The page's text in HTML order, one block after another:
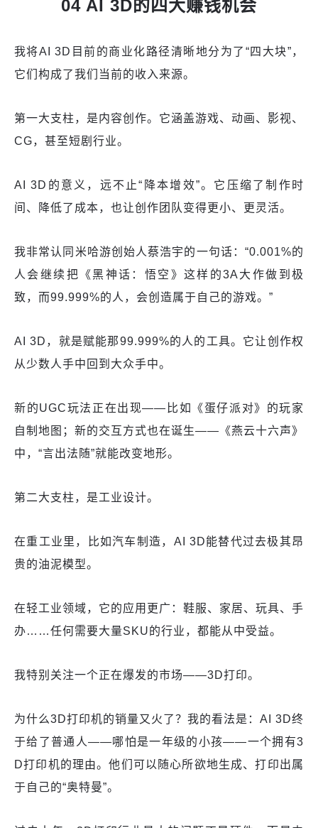
04 AI 3D的四大赚钱机会
我将AI 3D目前的商业化路径清晰地分为了“四大块”，
它们构成了我们当前的收入来源。
第一大支柱，是内容创作。它涵盖游戏、动画、影视、
CG，甚至短剧行业。
AI 3D的意义，远不止“降本增效”。它压缩了制作时
间、降低了成本，也让创作团队变得更小、更灵活。
我非常认同米哈游创始人蔡浩宇的一句话：“0.001%的
人会继续把《黑神话：悟空》这样的3A大作做到极
致，而99.999%的人，会创造属于自己的游戏。”
AI 3D，就是赋能那99.999%的人的工具。它让创作权
从少数人手中回到大众手中。
新的UGC玩法正在出现——比如《蛋仔派对》的玩家
自制地图；新的交互方式也在诞生——《燕云十六声》
中，“言出法随”就能改变地形。
第二大支柱，是工业设计。
在重工业里，比如汽车制造，AI 3D能替代过去极其昂
贵的油泥模型。
在轻工业领域，它的应用更广：鞋服、家居、玩具、手
办……任何需要大量SKU的行业，都能从中受益。
我特别关注一个正在爆发的市场——3D打印。
为什么3D打印机的销量又火了？我的看法是：AI 3D终
于给了普通人——哪怕是一年级的小孩——一个拥有3
D打印机的理由。他们可以随心所欲地生成、打印出属
于自己的“奥特曼”。